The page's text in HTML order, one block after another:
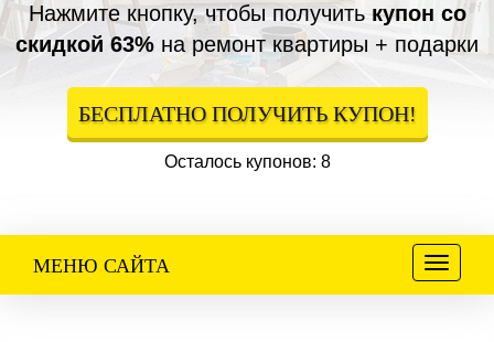
Нажмите кнопку, чтобы получитькупон со
скидкой 63% на ремонт квартиры + подарки
БЕСПЛАТНО ПОЛУЧИТЬ КУПОН!
Осталось купонов: 8
Меню
МЕНЮ САЙТА